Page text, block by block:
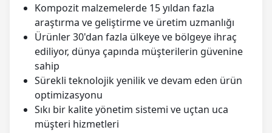
Kompozit malzemelerde 15 yıldan fazla
araştırma ve geliştirme ve üretim uzmanlığı
Ürünler 30'dan fazla ülkeye ve bölgeye ihraç
ediliyor, dünya çapında müşterilerin güvenine
sahip
Sürekli teknolojik yenilik ve devam eden ürün
optimizasyonu
Sıkı bir kalite yönetim sistemi ve uçtan uca
müşteri hizmetleri